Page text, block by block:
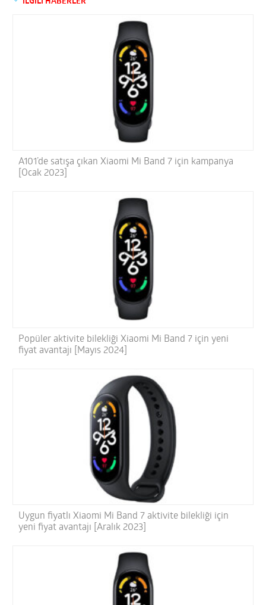
A101’de satışa çıkan Xiaomi Mi Band 7 için kampanya
[Ocak 2023]
Popüler aktivite bilekliği Xiaomi Mi Band 7 için yeni
fiyat avantajı [Mayıs 2024]
Uygun fiyatlı Xiaomi Mi Band 7 aktivite bilekliği için
yeni fiyat avantajı [Aralık 2023]